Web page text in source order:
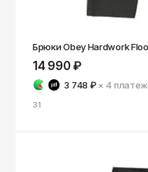
Брюки Obey Hardwork
14 990 ₽
3 748 ₽ × 4
31